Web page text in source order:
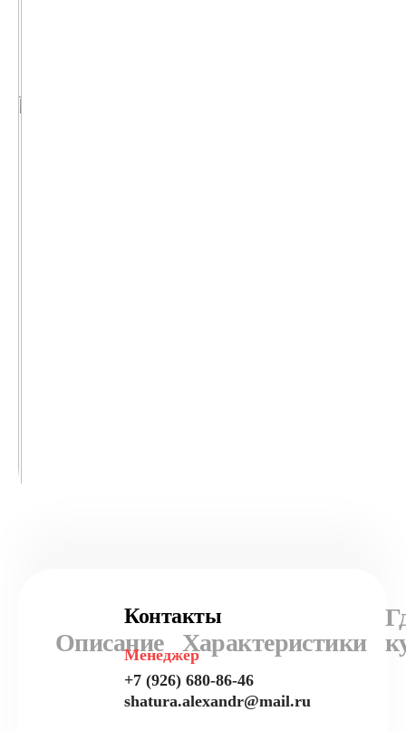
Описание Характеристики
Контакты
Менеджер
+7 (926) 680-86-46
shatura.alexandr@mail.ru